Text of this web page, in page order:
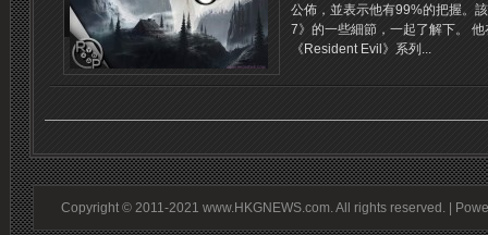
公佈，並表示他有99%的把握。
7》的一些細節，一起了解下。
《Resident Evil》系列...
Copyright © 2011-2021 www.HKGNEWS.com. All rights reserved. |